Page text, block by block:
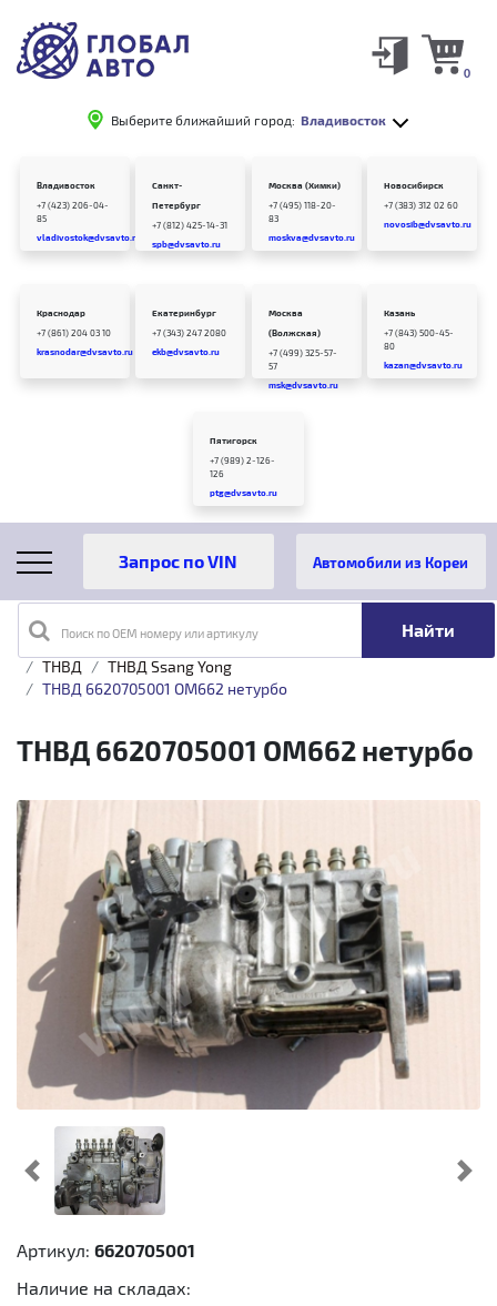
Выберите ближайший город: Владивосток
0
Владивосток
+7 (423) 206-04-
85
vladivostok@dvsavto.ru
Санкт-
Петербург
+7 (812) 425-14-31
spb@dvsavto.ru
Москва (Химки)
+7 (495) 118-20-
83
moskva@dvsavto.ru
Новосибирск
+7 (383) 312 02 60
novosib@dvsavto.ru
Краснодар
+7 (861) 204 03 10
krasnodar@dvsavto.ru
Екатеринбург
+7 (343) 247 2080
ekb@dvsavto.ru
Москва
(Волжская)
+7 (499) 325-57-
57
msk@dvsavto.ru
Казань
+7 (843) 500-45-
80
kazan@dvsavto.ru
Пятигорск
+7 (989) 2-126-
126
ptg@dvsavto.ru
Поиск по OEM номеру или артикулу
Автомобили из Кореи
Главная Каталог товаров
Топливная аппаратура
ТНВД
ТНВД Ssang Yong
ТНВД 6620705001 OM662 нетурбо
ТНВД 6620705001 OM662 нетурбо
Предыдущий
Артикул: 6620705001
Наличие на складах: